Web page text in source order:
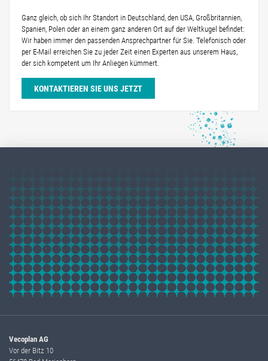
Ganz gleich, ob sich Ihr Standort in Deutschland, den USA, Großbritannien,
Spanien, Polen oder an einem ganz anderen Ort auf der Weltkugel befindet:
Wir haben immer den passenden Ansprechpartner für Sie. Telefonisch oder
per E-Mail erreichen Sie zu jeder Zeit einen Experten aus unserem Haus,
der sich kompetent um Ihr Anliegen kümmert.
KONTAKTIEREN SIE UNS JETZT
Vecoplan AG
Vor der Bitz 10